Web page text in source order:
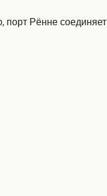
порт Рённе соединяет